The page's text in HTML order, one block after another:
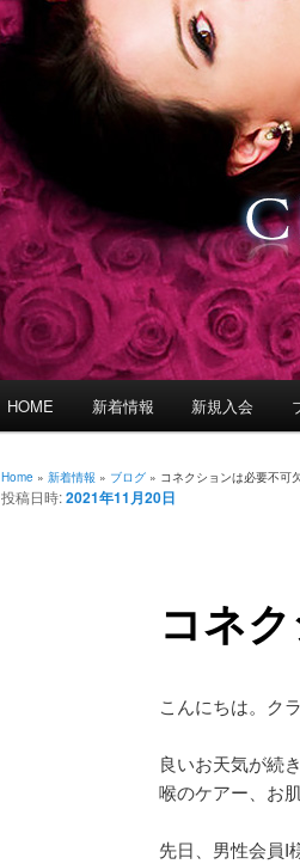
HOME 新着情報 新規入会
Home » 新着情報 » ブログ » コネクションは必要不可
コネ
投稿日時:2021年11月20日
こんにちは。ク
良いお天気が続
喉のケアー、お
先日、男性会員I